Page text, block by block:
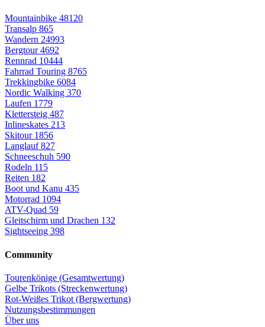
Mountainbike 48120
Transalp 865
Wandern 24993
Bergtour4692
Rennrad 10444
Fahrrad Touring 8765
Trekkingbike 6084
Nordic Walking 370
Laufen 1779
Klettersteig 487
Inlineskates 213
Skitour 1856
Langlauf827
Schneeschuh 590
Rodeln 115
Reiten 182
Boot und Kanu 435
Motorrad 1094
ATV-Quad 59
Gleitschirm und Drachen 132
Sightseeing 398
Community
Tourenkönige (Gesamtwertung)
Gelbe Trikots (Streckenwertung)
Rot-Weißes Trikot (Bergwertung)
Nutzungsbestimmungen
Über uns